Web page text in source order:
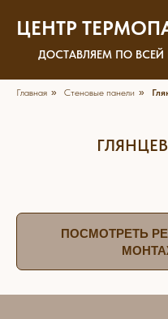
ЦЕНТР
ДОСТАВЛЯЕМ ПО
Главная » Стеновые панели »
ПОСМОТРЕТЬ